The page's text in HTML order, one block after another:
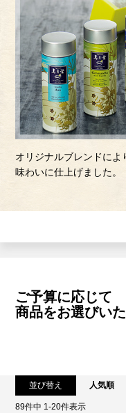
オリジナルブレンドに
味わいに仕上げました。
ご予算に応じて
商品をお選びい
並び替え 人気順
89件中 1-20件表示